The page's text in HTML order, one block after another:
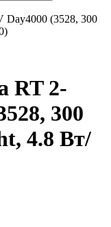
Day4000 (3528, 300
RT 2-
300
4.8 Вт/